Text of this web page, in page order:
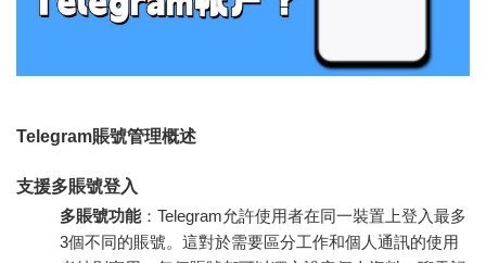
Telegram賬號管理概述
支援多賬號登入
多賬號功能：Telegram允許使用者在同一裝置上登入最多
3個不同的賬號。這對於需要區分工作和個人通訊的使用